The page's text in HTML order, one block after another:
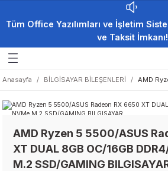
Tüm Office Yazılımları ve İşletim
ve Taksit İmkanı!
Anasayfa BİLGİSAYAR BİLEŞENLERİ AMD
AMD Ryzen 5 5500/ASUS
XT DUAL 8GB OC/16GB
M.2 SSD/GAMING